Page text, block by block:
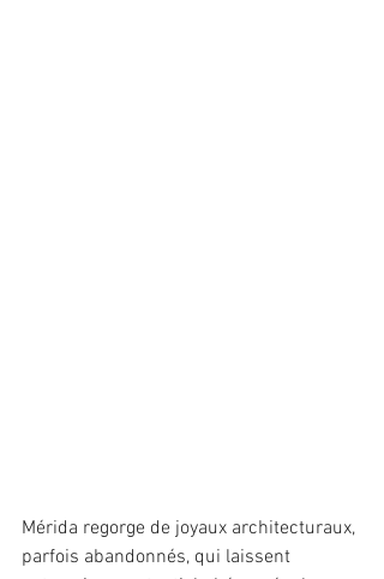
Mérida regorge de joyaux architecturaux,
parfois abandonnés, qui laissent